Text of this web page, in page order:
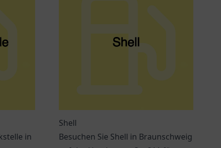
in
Shell
Besuchen Sie Shell in Braunschweig